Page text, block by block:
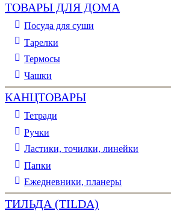
ТОВАРЫ ДЛЯ ДОМА
Посуда для суши
Тарелки
Термосы
Чашки
КАНЦТОВАРЫ
Тетради
Ручки
Ластики, точилки, линейки
Папки
Ежедневники, планеры
ТИЛЬДА (TILDA)